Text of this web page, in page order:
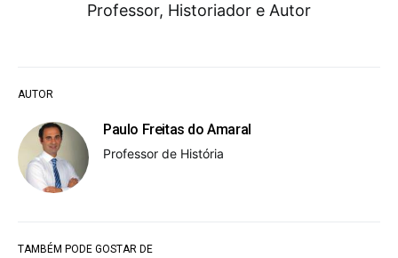
AUTOR
Paulo Freitas do Amaral
Professor de História
Professor, Historiador e Autor
TAMBÉM PODE GOSTAR DE